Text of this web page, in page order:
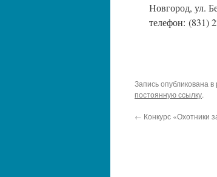
Новгород, ул.
телефон: (831)
Запись опубликована в
постоянную ссылку.
← Конкурс «Охотники